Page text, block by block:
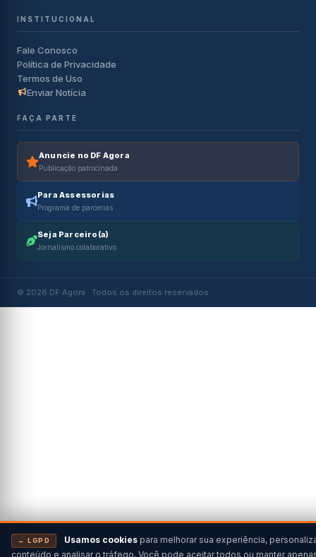
INSTITUCIONAL
Fale Conosco
Política de Privacidade
Termos de Uso
Enviar Notícia
FAÇA PARTE
Anuncie no DF Agora
Publicação patrocinada
Para Assessorias
Programa de parcerias
Seja Parceiro(a)
Jornalismo colaborativo
© 2026 DF Agora · Todos os direitos reservados
→ LGPD Usamos cookies para melhorar sua experiência,
conteúdo e analisar o tráfego. Você pode aceitar todos ou manter